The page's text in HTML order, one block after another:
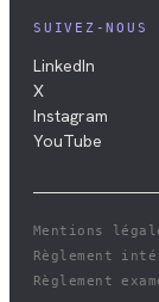
SUIVEZ-NOUS
LinkedIn
X
Instagram
YouTube
Mentions
Règlement
Règlement